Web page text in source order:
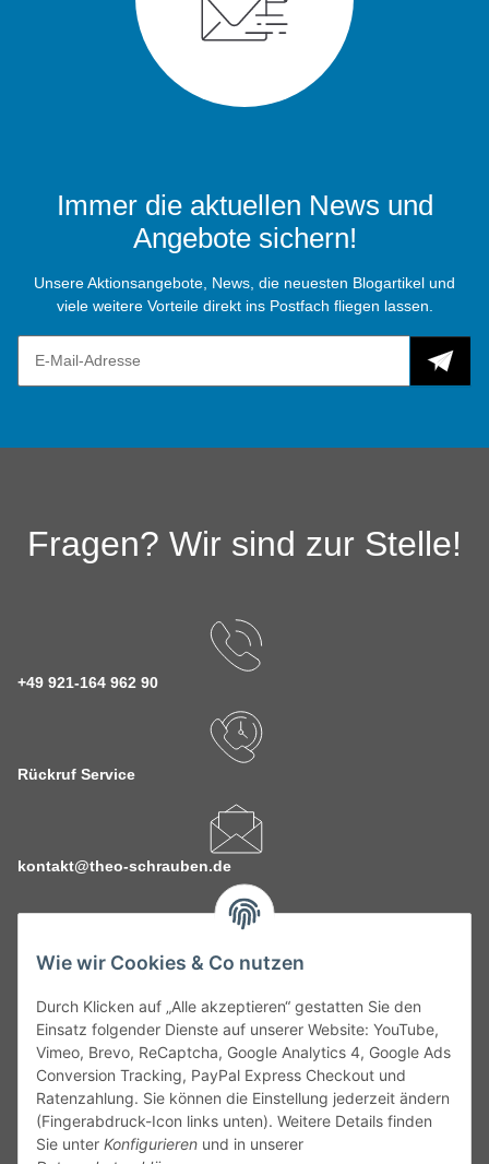
Wie wir Cookies & Co nutzen
Durch Klicken auf „Alle akzeptieren“ gestatten Sie den
Einsatz folgender Dienste auf unserer Website: YouTube,
Vimeo, Brevo, ReCaptcha, Google Analytics 4, Google Ads
Conversion Tracking, PayPal Express Checkout und
Ratenzahlung. Sie können die Einstellung jederzeit ändern
(Fingerabdruck-Icon links unten). Weitere Details finden
Sie unter Konfigurieren und in unserer
Immer die aktuellen News und
Angebote sichern!
Unsere Aktionsangebote, News, die neuesten Blogartikel und
viele weitere Vorteile direkt ins Postfach fliegen lassen.
Fragen? Wir sind zur Stelle!
+49 921-164 962 90
Rückruf Service
kontakt@theo-schrauben.de
Service
Gesetzliche Informationen
Alle technischen Angaben ohne Gewähr. Irrtümer und fehlerhafte